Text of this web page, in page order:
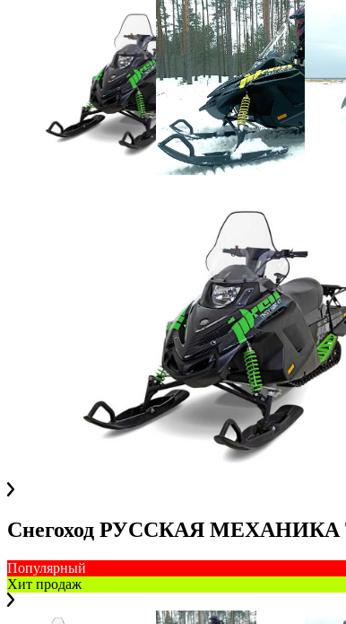
Снегоход РУССКАЯ МЕХАНИКА
Популярный
Хит продаж